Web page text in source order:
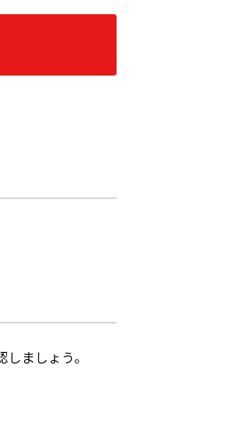
ましょう。